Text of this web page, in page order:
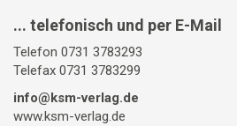
... telefonisch und per E-Mail
Telefon 0731 3783293
Telefax 0731 3783299
info@ksm-verlag.de
www.ksm-verlag.de